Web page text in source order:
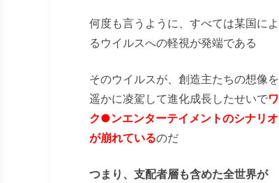
何度も言うように、すべては某国によ
るウイルスへの軽視が発端である
そのウイルスが、創造主たちの想像を
遥かに凌駕して進化成長したせいでワ
ク●ンエンターテイメントのシナリオ
が崩れているのだ
つまり、支配者層も含めた全世界が